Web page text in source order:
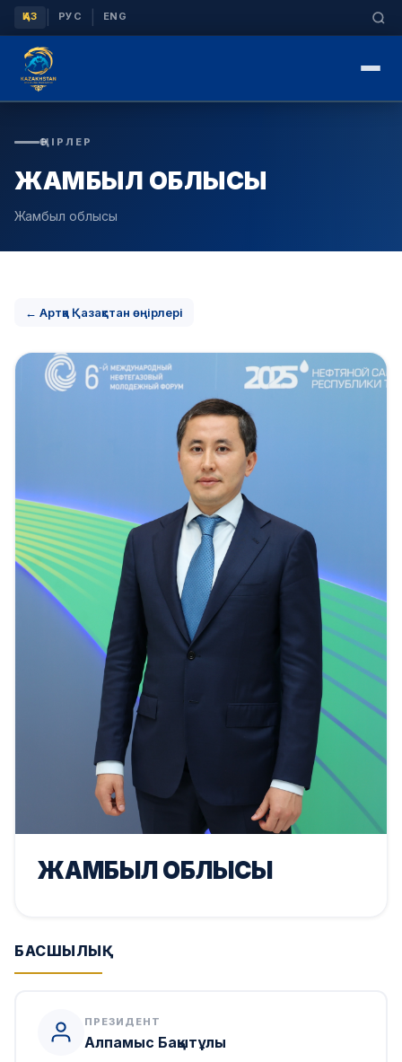
ҚАЗ РУС ENG
ӨҢІРЛЕР
ЖАМБЫЛ ОБЛЫСЫ
Жамбыл облысы
← Артқа Қазақстан өңірлері
ЖАМБЫЛ ОБЛЫСЫ
БАСШЫЛЫҚ
ПРЕЗИДЕНТ
Алпамыс Бақытұлы